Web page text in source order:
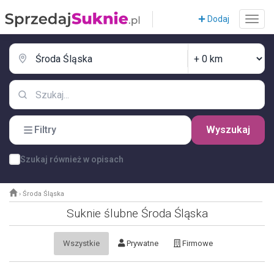
Dodaj
Filtry Wyszukaj
Szukaj również w opisach
› Środa Śląska
Suknie ślubne Środa Śląska
Wszystkie Prywatne Firmowe